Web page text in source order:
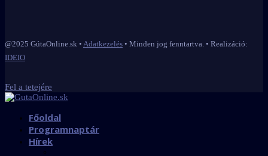
@2025 GútaOnline.sk • Adatkezelés • Minden jog fenntartva. • Realizáció:
IDEIO
Fel a tetejére
Főoldal
Programnaptár
Hírek